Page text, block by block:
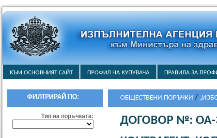
КЪМ ОСНОВНИЯТ САЙТ ПРОФИЛ НА КУПУВАЧА ПРАВИЛА ЗА
ФИЛТРИРАЙ ПО:
Тип на поръчката:
ОБЩЕСТВЕНИ ПОРЪЧКИ /
„АБОНАМЕНТНО
ПЕРИФЕРНА ТЕХНИКА ЗА
ДОГОВОР №: ОА-